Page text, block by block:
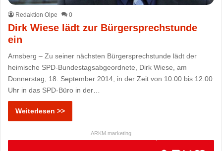
Redaktion Olpe 0
Dirk Wiese lädt zur Bürgersprechstunde
ein
Arnsberg – Zu seiner nächsten Bürgersprechstunde lädt der
heimische SPD-Bundestagsabgeordnete, Dirk Wiese, am
Donnerstag, 18. September 2014, in der Zeit von 10.00 bis 12.00
Uhr in das SPD-Büro in der…
Weiterlesen >>
ARKM.marketing